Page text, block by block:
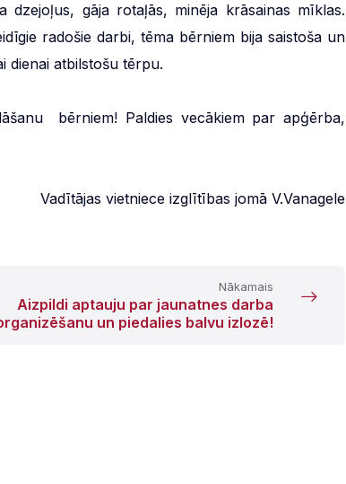
dzejoļus, gāja rotaļās, minēja krāsainas mīklas.
radošie darbi, tēma bērniem bija saistoša un
dienai atbilstošu tērpu.
bērniem! Paldies vecākiem par apģērba,
Vadītājas vietniece izglītības jomā V.Vanagele
Nākamais
Aizpildi aptauju par jaunatnes darba
un piedalies balvu izlozē!